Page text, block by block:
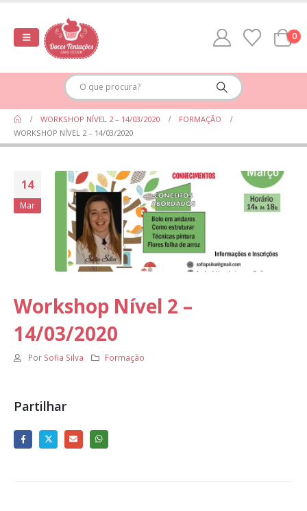
0
WORKSHOP NÍVEL 2 – 14/03/2020
FORMAÇÃO
WORKSHOP NÍVEL 2 – 14/03/2020
14
Mar
Workshop Nível 2 –
14/03/2020
Por Sofia Silva Formação
Partilhar